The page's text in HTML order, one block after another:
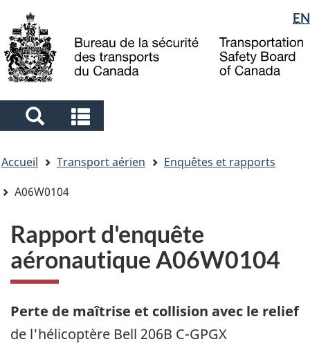
to
main
to
"About
government"
à
la
Sélection
de
la
langue
EN
Search
and
menus
and
menus
êtes
ici
Accueil Transport aérien
Enquêtes et rapports
A06W0104
Rapport d'enquête
aéronautique A06W0104
Perte de maîtrise et collision avec le relief
de l'hélicoptère Bell 206B C-GPGX